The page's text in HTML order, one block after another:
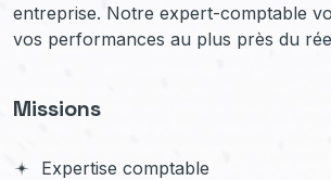
entreprise. Notre expert-comptable
vos performances au plus près du
Missions
Expertise comptable